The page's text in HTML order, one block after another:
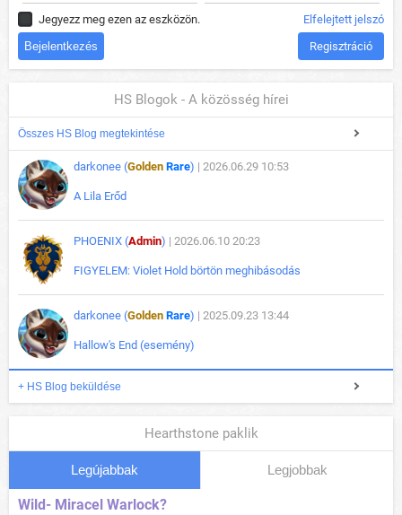
Jegyezz meg ezen az eszközön. Elfelejtett jelszó
Regisztráció
HS Blogok - A közösség hírei
Összes HS Blog megtekintése
darkonee (Golden Rare) | 2026.06.29 10:53
A Lila Erőd
PHOENIX (Admin) | 2026.06.10 20:23
FIGYELEM: Violet Hold börtön meghibásodás
darkonee (Golden Rare) | 2025.09.23 13:44
Hallow's End (esemény)
+ HS Blog beküldése
Hearthstone paklik
Legújabbak Legjobbak
Wild- Miracel Warlock?